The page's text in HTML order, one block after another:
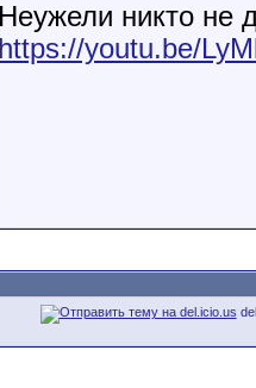
Неужели никто не
https://youtu.be/